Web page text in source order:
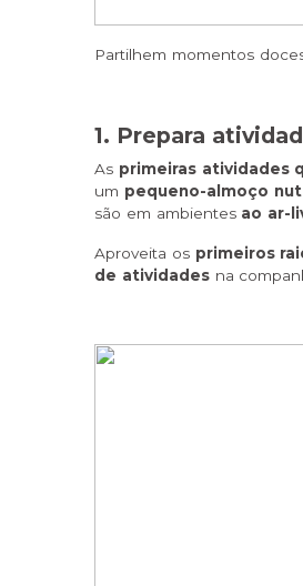
Partilhem momentos
1. Prepara
As primeiras atividades
um pequeno-almoço
são em ambientes ao ar-
Aproveita os primeiros
de atividades na